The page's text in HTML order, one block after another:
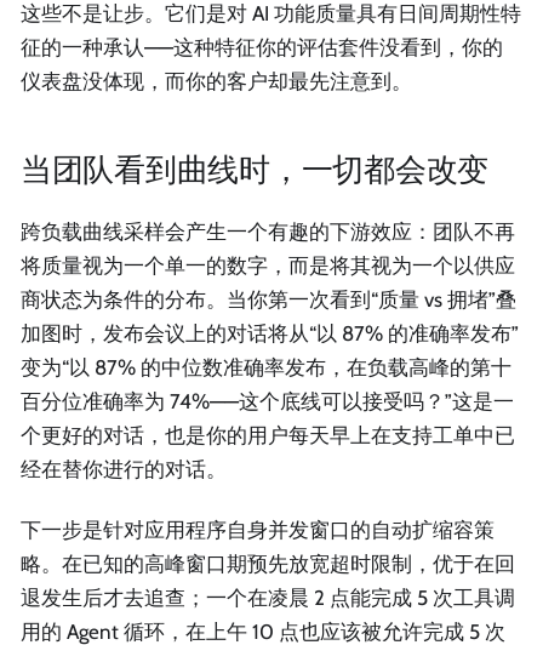
这些不是让步。它们是对 AI 功能质量具有日间周期性特
征的一种承认——这种特征你的评估套件没看到，你的
仪表盘没体现，而你的客户却最先注意到。
当团队看到曲线时，一切都会改变
跨负载曲线采样会产生一个有趣的下游效应：团队不再
将质量视为一个单一的数字，而是将其视为一个以供应
商状态为条件的分布。当你第一次看到“质量 vs 拥堵”叠
加图时，发布会议上的对话将从“以 87% 的准确率发布”
变为“以 87% 的中位数准确率发布，在负载高峰的第十
百分位准确率为 74%——这个底线可以接受吗？”这是一
个更好的对话，也是你的用户每天早上在支持工单中已
经在替你进行的对话。
下一步是针对应用程序自身并发窗口的自动扩缩容策
略。在已知的高峰窗口期预先放宽超时限制，优于在回
退发生后才去追查；一个在凌晨 2 点能完成 5 次工具调
用的 Agent 循环，在上午 10 点也应该被允许完成 5 次